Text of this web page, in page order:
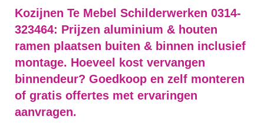
Kozijnen Te Mebel Schilderwerken 0314-
323464: Prijzen aluminium & houten
ramen plaatsen buiten & binnen inclusief
montage. Hoeveel kost vervangen
binnendeur? Goedkoop en zelf monteren
of gratis offertes met ervaringen
aanvragen.